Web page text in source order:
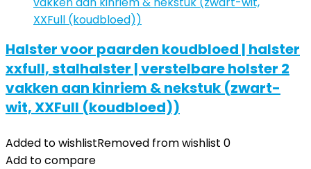
Halster voor paarden koudbloed | halster
xxfull, stalhalster | verstelbare holster 2
vakken aan kinriem & nekstuk (zwart-
wit, XXFull (koudbloed))
Added to wishlistRemoved from wishlist 0
Add to compare